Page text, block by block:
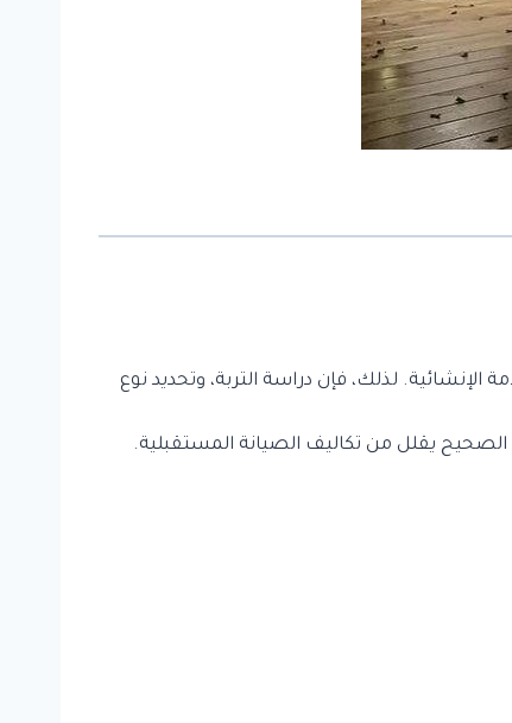
لذلك، فإن دراسة التربة، وتحديد نوع
الصحيح يقلل من تكاليف الصيانة المستقبلية.